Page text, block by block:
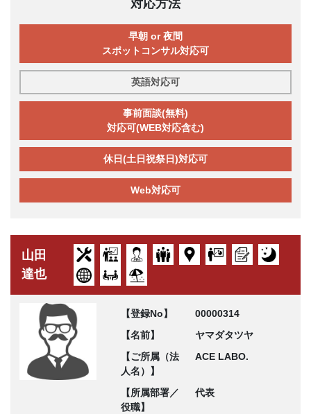
対応方法
早朝 or 夜間
スポットコンサル対応可
英語対応可
事前面談(無料)
対応可(WEB対応含む)
休日(土日祝祭日)対応可
Web対応可
山田
達也
【登録No】
00000314
【名前】
ヤマダタツヤ
【ご所属（法
人名）】
ACE LABO.
【所属部署／
役職】
代表